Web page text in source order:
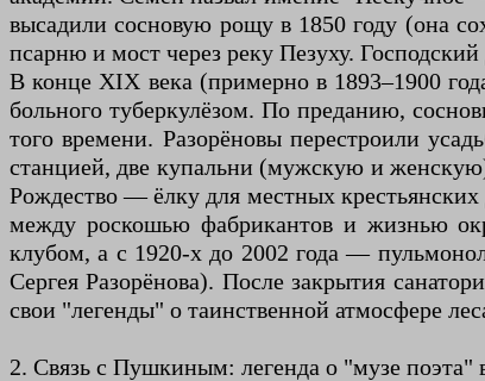
высадили сосновую рощу в 1850 году (она
псарню и мост через реку Пезуху.
В конце XIX века (примерно в 1893–1900
больного туберкулёзом. По преданию,
того времени. Разорёновы перестроили
станцией, две купальни (мужскую и
Рождество — ёлку для местных
между роскошью фабрикантов и жизнью
клубом, а с 1920-х до 2002 года —
Сергея Разорёнова). После закрытия
свои "легенды" о таинственной атмосфере
2. Связь с Пушкиным: легенда о "музе поэта"